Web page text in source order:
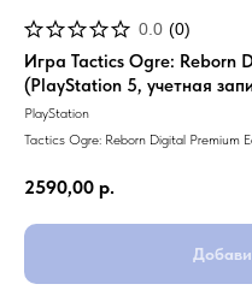
0.0 (0)
Игра Tactics Ogre: Reborn
(PlayStation 5, учетная
PlayStation
Tactics Ogre: Reborn Digital Premium
2590,00 р.